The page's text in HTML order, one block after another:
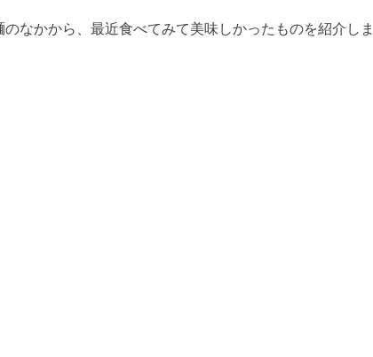
のなかから、最近食べてみて美味しかったものを紹介しま